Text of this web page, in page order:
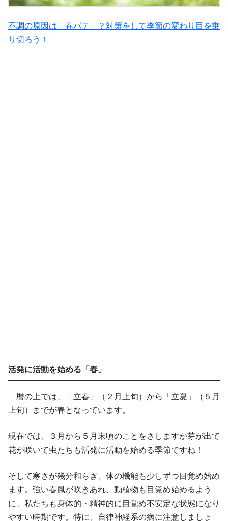
不調の原因は「春バテ」？対策をして季節の変わり目を乗
り切ろう！
活発に活動を始める「春」
暦の上では、「立春」（２月上旬）から「立夏」（５月
上旬）までが春となっています。
現在では、３月から５月末頃のことをさしますが芽が出て
花が咲いて虫たちも活発に活動を始める季節ですね！
そして寒さが幾分和らぎ、体の機能も少しずつ目覚め始め
ます。強い春風が吹きあれ、動植物も目覚め始めるよう
に、私たちも身体的・精神的に目覚め不安定な状態になり
やすい時期です。特に、自律神経系の病に注意しましょ